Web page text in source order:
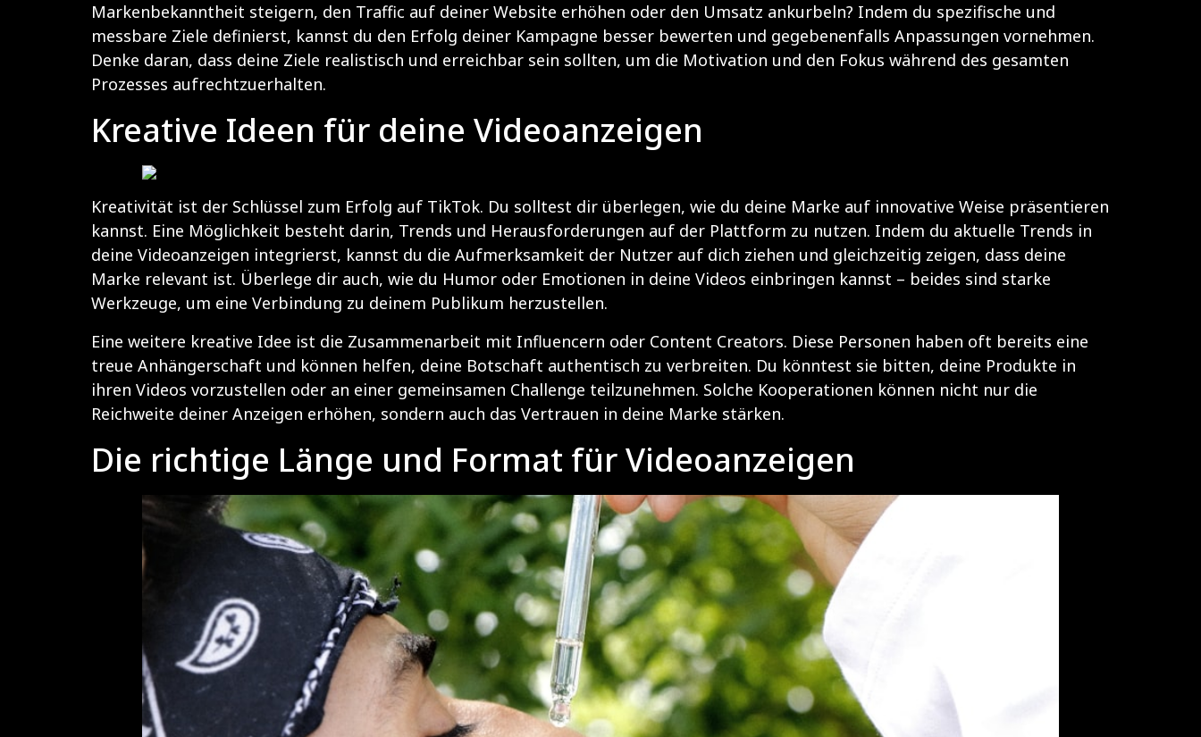
Markenbekanntheit steigern, den Traffic auf deiner Website erhöhen oder den Umsatz ankurbeln? Indem du spezifische und
messbare Ziele definierst, kannst du den Erfolg deiner Kampagne besser bewerten und gegebenenfalls Anpassungen vornehmen.
Denke daran, dass deine Ziele realistisch und erreichbar sein sollten, um die Motivation und den Fokus während des gesamten
Prozesses aufrechtzuerhalten.
Kreative Ideen für deine Videoanzeigen
Kreativität ist der Schlüssel zum Erfolg auf TikTok. Du solltest dir überlegen, wie du deine Marke auf innovative Weise präsentieren
kannst. Eine Möglichkeit besteht darin, Trends und Herausforderungen auf der Plattform zu nutzen. Indem du aktuelle Trends in
deine Videoanzeigen integrierst, kannst du die Aufmerksamkeit der Nutzer auf dich ziehen und gleichzeitig zeigen, dass deine
Marke relevant ist. Überlege dir auch, wie du Humor oder Emotionen in deine Videos einbringen kannst – beides sind starke
Werkzeuge, um eine Verbindung zu deinem Publikum herzustellen.
Eine weitere kreative Idee ist die Zusammenarbeit mit Influencern oder Content Creators. Diese Personen haben oft bereits eine
treue Anhängerschaft und können helfen, deine Botschaft authentisch zu verbreiten. Du könntest sie bitten, deine Produkte in
ihren Videos vorzustellen oder an einer gemeinsamen Challenge teilzunehmen. Solche Kooperationen können nicht nur die
Reichweite deiner Anzeigen erhöhen, sondern auch das Vertrauen in deine Marke stärken.
Die richtige Länge und Format für Videoanzeigen